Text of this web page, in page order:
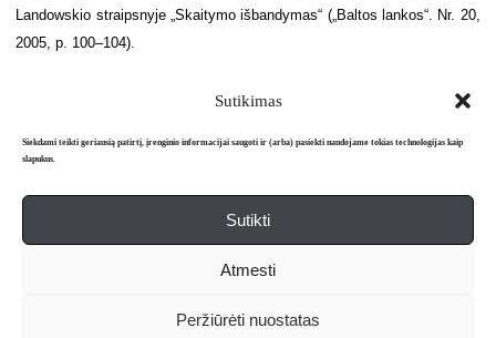
Sutikimas
Siekdami teikti geriausią patirtį, įrenginio informacijai saugoti ir (arba) pasiekti naudojame tokias technologijas kaip
slapukus.
Sutikti
Atmesti
Peržiūrėti nuostatas
Landowskio straipsnyje „Skaitymo išbandymas“ („Baltos lankos“. Nr. 20,
2005, p. 100–104).